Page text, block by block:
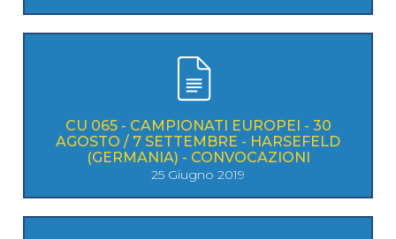
CU 065 - CAMPIONATI EUROPEI - 30
AGOSTO / 7 SETTEMBRE - HARSEFELD
(GERMANIA) - CONVOCAZIONI
25 Giugno 2019